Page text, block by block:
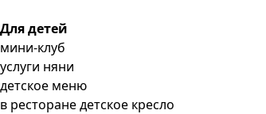
Для детей
мини-клуб
услуги няни
детское меню
в ресторане детское кресло